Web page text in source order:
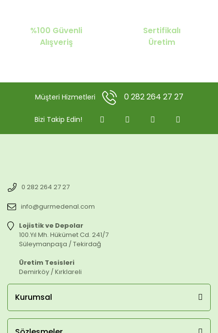
%100 Güvenli
Alışveriş
Sertifikalı
Üretim
Müşteri Hizmetleri 0 282 264 27 27
Bizi Takip Edin!
0 282 264 27 27
info@gurmedenal.com
Lojistik ve Depolar
100.Yıl Mh. Hükümet Cd. 241/7
Süleymanpaşa / Tekirdağ
Üretim Tesisleri
Demirköy / Kırklareli
Kurumsal